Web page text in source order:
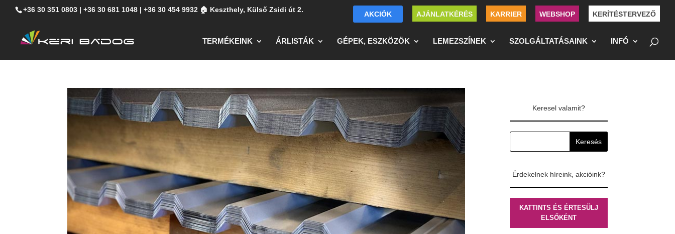
+36 30 351 0803 | +36 30 681 1048 | +36 30 454 9932 🏠 Keszthely, Külső Zsidi út 2.
AKCIÓK AJÁNLATKÉRÉS KARRIER WEBSHOP KERÍTÉSTERVEZŐ
TERMÉKEINK ÁRLISTÁK GÉPEK, ESZKÖZÖK LEMEZSZÍNEK SZOLGÁLTATÁSAINK INFÓ
Keresel valamit?
Érdekelnek híreink, akcióink?
KATTINTS ÉS ÉRTESÜLJ
ELSŐKÉNT